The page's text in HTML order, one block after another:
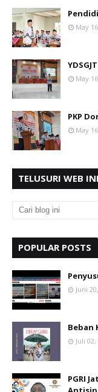
May
May
PKP
May
TELUSURI WEB INI
POPULAR POSTS
Juni
Beban
Juli
PGRI